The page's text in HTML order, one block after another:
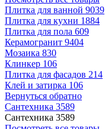
Плитка для ванной 9039
Плитка для кухни 1884
Плитка для пола 609
Керамогранит 9404
Мозаика 830
Клинкер 106
Плитка для фасадов 214
Клей и затирка 106
Вернуться обратно
Сантехника 3589
Сантехника 3589